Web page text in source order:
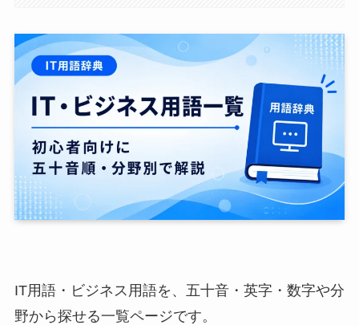
IT用語・ビジネス用語を、五十音・英字・数字や分
野から探せる一覧ページです。